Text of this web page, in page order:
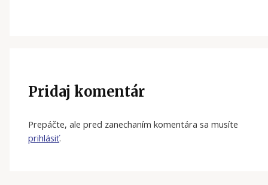
Pridaj komentár
Prepáčte, ale pred zanechaním komentára sa musíte
prihlásiť.